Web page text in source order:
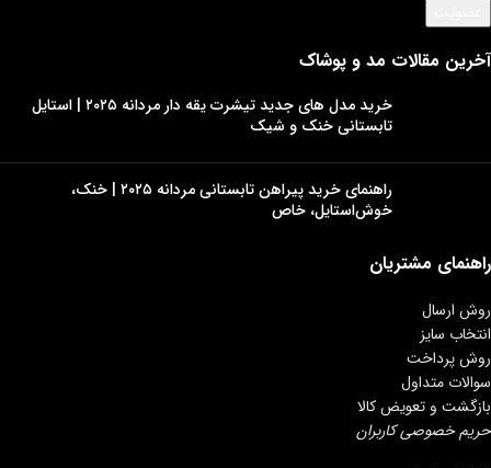
آخرین مقالات مد و پوشاک
خرید مدل‌ های جدید تیشرت یقه‌ دار مردانه ۲۰۲۵ | استایل
تابستانی خنک و شیک
راهنمای خرید پیراهن تابستانی مردانه ۲۰۲۵ | خنک،
خوش‌استایل، خاص
راهنمای مشتریان
روش ارسال
انتخاب سایز
روش پرداخت
سوالات متداول
بازگشت و تعویض کالا
حریم خصوصی کاربران